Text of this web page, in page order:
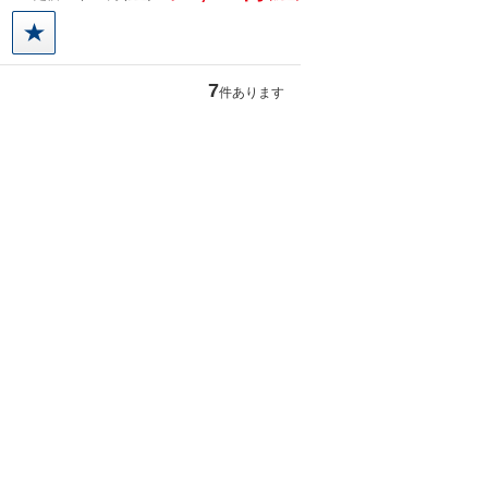
7件あります